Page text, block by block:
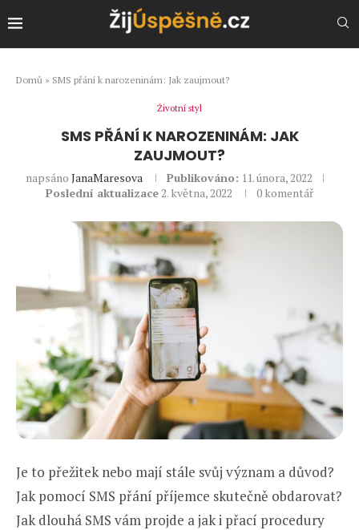
Domů » SMS přání k narozeninám: Jak zaujmout?
Životní styl
SMS PŘÁNÍ K NAROZENINÁM: JAK
ZAUJMOUT?
napsáno JanaMaresova Publikováno: 11. února, 2022
Poslední aktualizace2. května, 2022 0 komentář
Je to přežitek nebo mají stále svůj význam a důvod?
Jak pomocí SMS přání příjemce skutečně obdarovat?
Jak dlouhá SMS vám projde a jak i přací procedury